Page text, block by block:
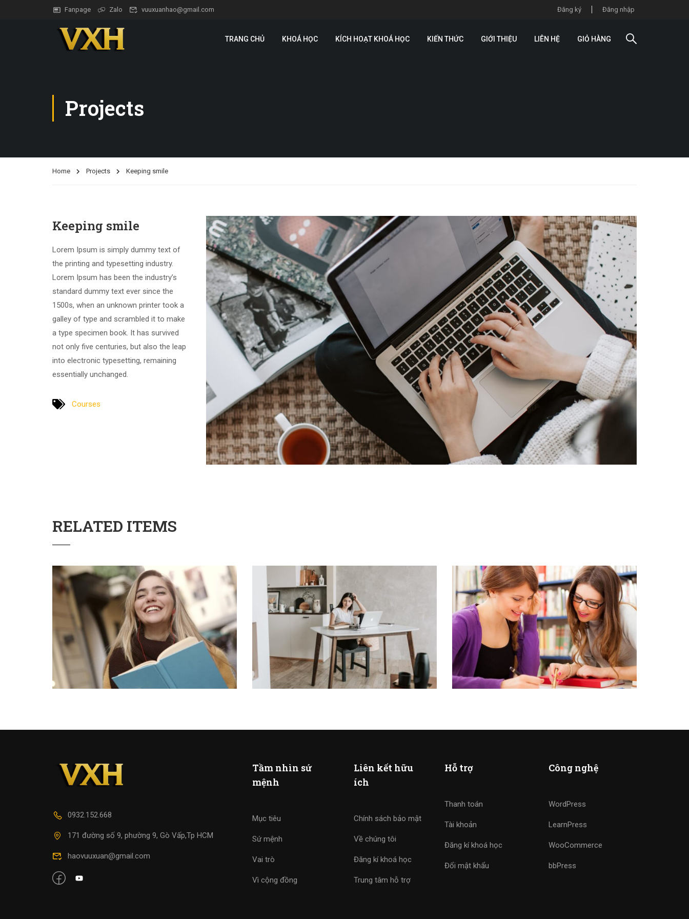
Fanpage Zalo vuuxuanhao@gmail.com Đăng ký Đăng nhập
TRANG CHỦ KHOÁ HỌC KÍCH HOẠT KHOÁ HỌC KIẾN THỨC GIỚI THIỆU LIÊN HỆ GIỎ HÀNG
Projects
Home Projects Keeping smile
Keeping smile
Lorem Ipsum is simply dummy text of
the printing and typesetting industry.
Lorem Ipsum has been the industry’s
standard dummy text ever since the
1500s, when an unknown printer took a
galley of type and scrambled it to make
a type specimen book. It has survived
not only five centuries, but also the leap
into electronic typesetting, remaining
essentially unchanged.
Courses
RELATED ITEMS
0932.152.668
171 đường số 9, phường 9, Gò Vấp,Tp HCM
haovuuxuan@gmail.com
Tầm nhìn sứ
mệnh
Mục tiêu
Sứ mệnh
Vai trò
Vì cộng đồng
Liên kết hữu
ích
Chính sách bảo mật
Về chúng tôi
Đăng kí khoá học
Trung tâm hỗ trợ
Hỗ trợ
Thanh toán
Tài khoản
Đăng kí khoá học
Đổi mật khẩu
Công nghệ
WordPress
LearnPress
WooCommerce
bbPress